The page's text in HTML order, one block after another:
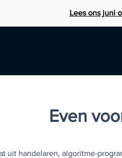
Lees ons juni
Even
uit handelaren, algoritme-